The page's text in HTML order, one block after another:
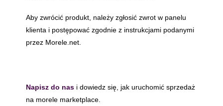
Aby zwrócić produkt, należy zgłosić zwrot w panelu
klienta i postępować zgodnie z instrukcjami podanymi
przez Morele.net.
Napisz do nas i dowiedz się, jak uruchomić sprzedaż
na morele marketplace.